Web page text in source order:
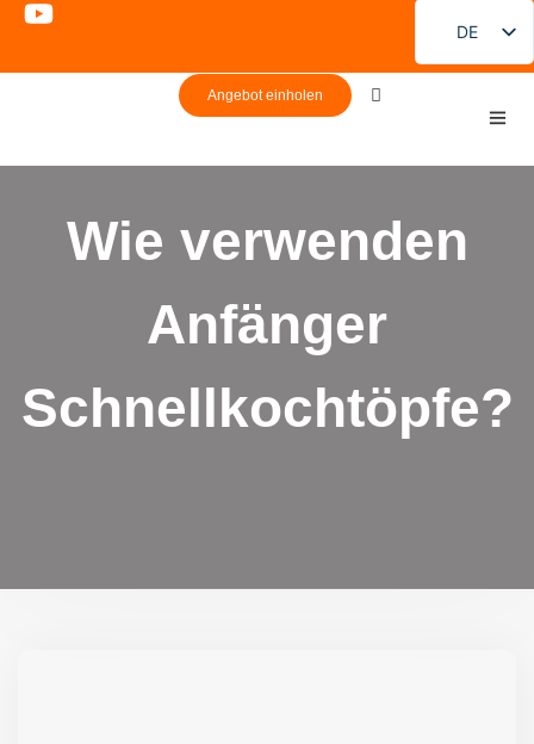
DE
EN
RU
Angebot einholen
Wie verwenden
Anfänger
Schnellkochtöpfe?